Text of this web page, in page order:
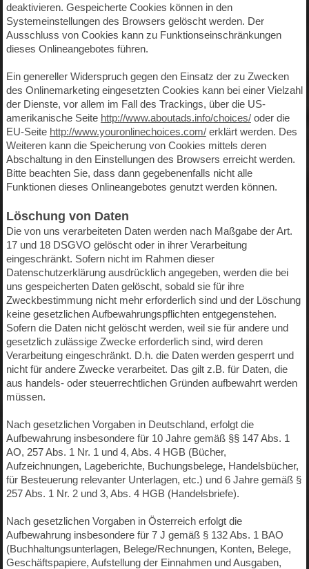
deaktivieren. Gespeicherte Cookies können in den
Systemeinstellungen des Browsers gelöscht werden. Der
Ausschluss von Cookies kann zu Funktionseinschränkungen
dieses Onlineangebotes führen.
Ein genereller Widerspruch gegen den Einsatz der zu Zwecken
des Onlinemarketing eingesetzten Cookies kann bei einer Vielzahl
der Dienste, vor allem im Fall des Trackings, über die US-
amerikanische Seite http://www.aboutads.info/choices/oder die
EU-Seite http://www.youronlinechoices.com/erklärt werden. Des
Weiteren kann die Speicherung von Cookies mittels deren
Abschaltung in den Einstellungen des Browsers erreicht werden.
Bitte beachten Sie, dass dann gegebenenfalls nicht alle
Funktionen dieses Onlineangebotes genutzt werden können.
Löschung von Daten
Die von uns verarbeiteten Daten werden nach Maßgabe der Art.
17 und 18 DSGVO gelöscht oder in ihrer Verarbeitung
eingeschränkt. Sofern nicht im Rahmen dieser
Datenschutzerklärung ausdrücklich angegeben, werden die bei
uns gespeicherten Daten gelöscht, sobald sie für ihre
Zweckbestimmung nicht mehr erforderlich sind und der Löschung
keine gesetzlichen Aufbewahrungspflichten entgegenstehen.
Sofern die Daten nicht gelöscht werden, weil sie für andere und
gesetzlich zulässige Zwecke erforderlich sind, wird deren
Verarbeitung eingeschränkt. D.h. die Daten werden gesperrt und
nicht für andere Zwecke verarbeitet. Das gilt z.B. für Daten, die
aus handels- oder steuerrechtlichen Gründen aufbewahrt werden
müssen.
Nach gesetzlichen Vorgaben in Deutschland, erfolgt die
Aufbewahrung insbesondere für 10 Jahre gemäß §§ 147 Abs. 1
AO, 257 Abs. 1 Nr. 1 und 4, Abs. 4 HGB (Bücher,
Aufzeichnungen, Lageberichte, Buchungsbelege, Handelsbücher,
für Besteuerung relevanter Unterlagen, etc.) und 6 Jahre gemäß §
257 Abs. 1 Nr. 2 und 3, Abs. 4 HGB (Handelsbriefe).
Nach gesetzlichen Vorgaben in Österreich erfolgt die
Aufbewahrung insbesondere für 7 J gemäß § 132 Abs. 1 BAO
(Buchhaltungsunterlagen, Belege/Rechnungen, Konten, Belege,
Geschäftspapiere, Aufstellung der Einnahmen und Ausgaben,